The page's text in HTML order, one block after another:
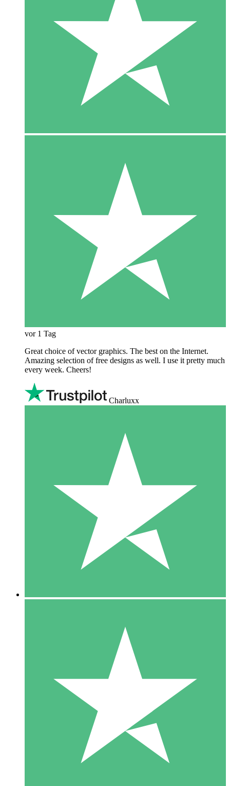
vor 1 Tag
Great choice of vector graphics. The best on the Internet.
Amazing selection of free designs as well. I use it pretty much
every week. Cheers!
Charluxx